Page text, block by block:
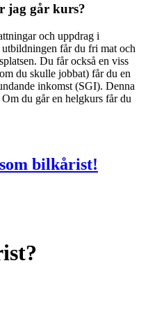
jag går kurs?
och uppdrag i
får du fri mat och
Du får också en viss
du skulle jobbat) får du en
inkomst (SGI). Denna
du går en helgkurs får du
bilkårist!